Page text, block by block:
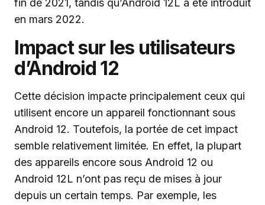
fin de 2021, tandis qu’Android 12L a été introduit
en mars 2022.
Impact sur les utilisateurs
d’Android 12
Cette décision impacte principalement ceux qui
utilisent encore un appareil fonctionnant sous
Android 12. Toutefois, la portée de cet impact
semble relativement limitée. En effet, la plupart
des appareils encore sous Android 12 ou
Android 12L n’ont pas reçu de mises à jour
depuis un certain temps. Par exemple, les